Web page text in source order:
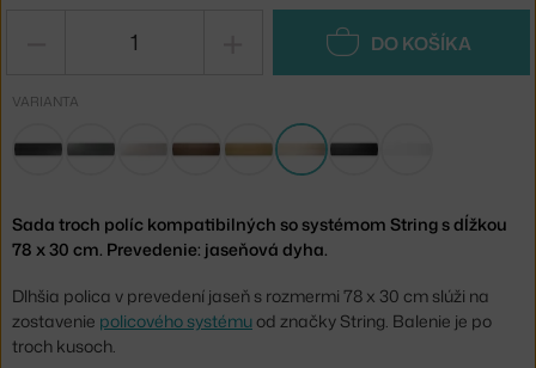
DO KOŠÍKA
VARIANTA
Sada troch políc kompatibilných so systémom String s dĺžkou
78 x 30 cm. Prevedenie: jaseňová dyha.
Dlhšia polica v prevedení jaseň s rozmermi 78 x 30 cm slúži na
zostavenie policového systému od značky String. Balenie je po
troch kusoch.